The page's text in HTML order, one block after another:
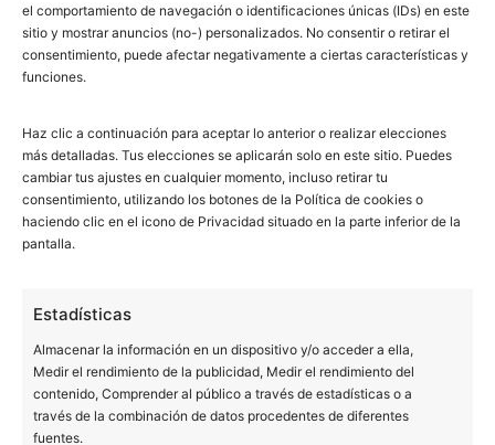
el comportamiento de navegación o identificaciones únicas (IDs) en este
sitio y mostrar anuncios (no-) personalizados. No consentir o retirar el
consentimiento, puede afectar negativamente a ciertas características y
funciones.
Haz clic a continuación para aceptar lo anterior o realizar elecciones
más detalladas. Tus elecciones se aplicarán solo en este sitio. Puedes
cambiar tus ajustes en cualquier momento, incluso retirar tu
consentimiento, utilizando los botones de la Política de cookies o
haciendo clic en el icono de Privacidad situado en la parte inferior de la
pantalla.
Estadísticas
Almacenar la información en un dispositivo y/o acceder a ella,
Medir el rendimiento de la publicidad, Medir el rendimiento del
contenido, Comprender al público a través de estadísticas o a
través de la combinación de datos procedentes de diferentes
fuentes.
BUCALIA BARCELONA
Pl. Universitat 3, 3ª planta (edificio Forcadell)
08007 Barcelona
TAC en Barcelona
Clínica dental en Barcelona
Soins dentaires en Espagne pour patients français
BUCALIA BARCELONA ARIBAU